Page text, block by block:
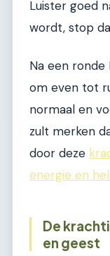
Luister goed
wordt, stop
Na een ronde
om even tot
normaal en
zult merken
door deze
energie en
De
en geest